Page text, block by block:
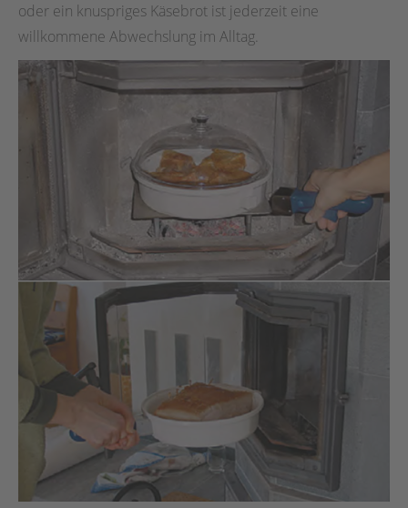
oder ein knuspriges Käsebrot ist jederzeit eine
willkommene Abwechslung im Alltag.